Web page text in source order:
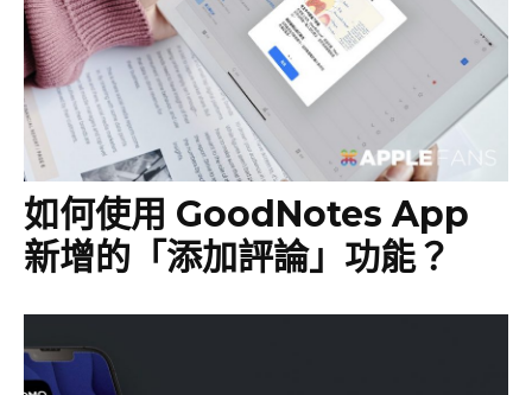
如何使用 GoodNotes App
新增的「添加評論」功能？